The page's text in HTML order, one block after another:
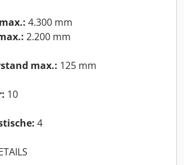
4.300 mm
2.200 mm
max.: 125 mm
10
4